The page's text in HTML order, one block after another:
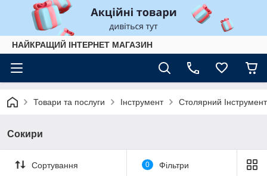
НАЙКРАЩИЙ ІНТЕРНЕТ МАГАЗИН
Товари та послуги Інструмент Столярний Інструмент
Сокири
Сортування 0 Фільтри